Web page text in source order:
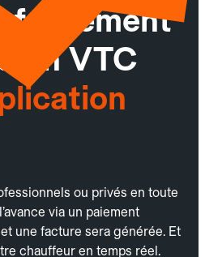
facilement
un VTC
ou privés en toute
via un paiement
une facture sera générée. Et
chauffeur en temps réel.